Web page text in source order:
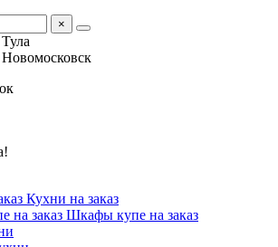
×
Тула
Новомосковск
Кухни на заказ
Шкафы купе на заказ